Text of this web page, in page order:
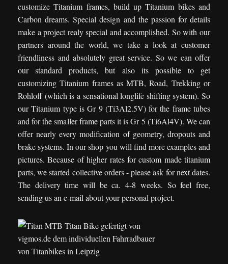
customize Titanium frames, build up Titanium bikes and
Carbon dreams. Special design and the passion for details
make a project realy special and accomplished. So with our
partners around the world, we take a look at customer
friendliness and absolutely great service. So we can offer
our standard products, but also its possible to get
customizing Titanium frames as MTB, Road, Trekking or
Rohloff (which is a sensational longlife shifting system). So
our Titanium type is Gr 9 (Ti3Al2.5V) for the frame tubes
and for the smaller frame parts it is Gr 5 (Ti6Al4V). We can
offer nearly every modification of geometry, dropouts and
brake systems. In our shop you will find more examples and
pictures. Because of higher rates for custom made titanium
parts, we started collective orders - please ask for next dates.
The delivery time will be ca. 4-8 weeks. So feel free,
sending us an e-mail about your personal project.